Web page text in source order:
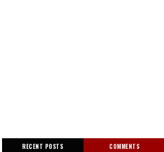
RECENT POSTS COMMENTS